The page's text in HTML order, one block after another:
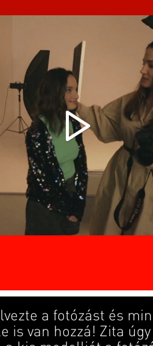
a fotózást és
is van hozzá! Zita